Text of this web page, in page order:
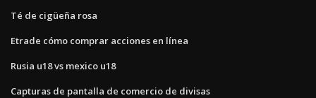
Té de cigüeña rosa
Etrade cómo comprar acciones en línea
Rusia u18 vs mexico u18
Capturas de pantalla de comercio de divisas